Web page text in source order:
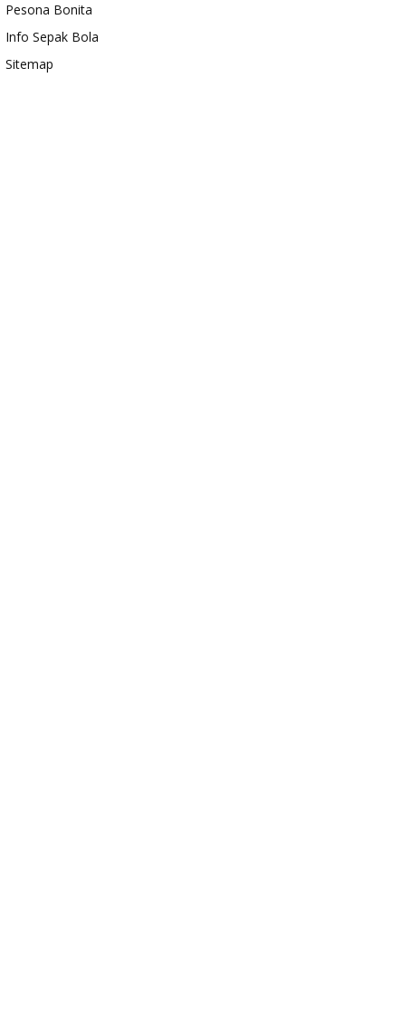
Pesona Bonita
Info Sepak Bola
Sitemap